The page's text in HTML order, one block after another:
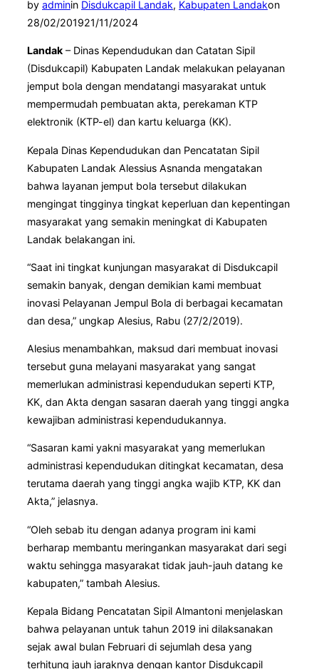
by adminin Disdukcapil Landak, Kabupaten LandakonPosted
28/02/201921/11/2024
Landak – Dinas Kependudukan dan Catatan Sipil
(Disdukcapil) Kabupaten Landak melakukan pelayanan
jemput bola dengan mendatangi masyarakat untuk
mempermudah pembuatan akta, perekaman KTP
elektronik (KTP-el) dan kartu keluarga (KK).
Kepala Dinas Kependudukan dan Pencatatan Sipil
Kabupaten Landak Alessius Asnanda mengatakan
bahwa layanan jemput bola tersebut dilakukan
mengingat tingginya tingkat keperluan dan kepentingan
masyarakat yang semakin meningkat di Kabupaten
Landak belakangan ini.
“Saat ini tingkat kunjungan masyarakat di Disdukcapil
semakin banyak, dengan demikian kami membuat
inovasi Pelayanan Jempul Bola di berbagai kecamatan
dan desa,” ungkap Alesius, Rabu (27/2/2019).
Alesius menambahkan, maksud dari membuat inovasi
tersebut guna melayani masyarakat yang sangat
memerlukan administrasi kependudukan seperti KTP,
KK, dan Akta dengan sasaran daerah yang tinggi angka
kewajiban administrasi kependudukannya.
“Sasaran kami yakni masyarakat yang memerlukan
administrasi kependudukan ditingkat kecamatan, desa
terutama daerah yang tinggi angka wajib KTP, KK dan
Akta,” jelasnya.
“Oleh sebab itu dengan adanya program ini kami
berharap membantu meringankan masyarakat dari segi
waktu sehingga masyarakat tidak jauh-jauh datang ke
kabupaten,” tambah Alesius.
Kepala Bidang Pencatatan Sipil Almantoni menjelaskan
bahwa pelayanan untuk tahun 2019 ini dilaksanakan
sejak awal bulan Februari di sejumlah desa yang
terhitung jauh jaraknya dengan kantor Disdukcapil